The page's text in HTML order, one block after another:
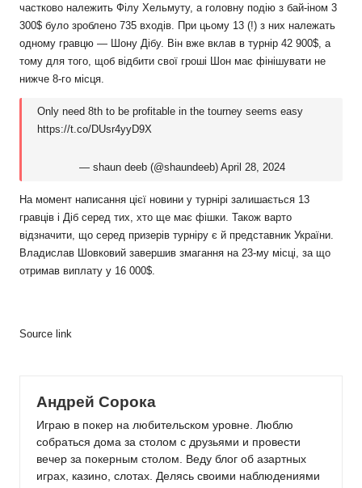
частково належить Філу Хельмуту, а головну подію з бай-іном 3
300$ було зроблено 735 входів. При цьому 13 (!) з них належать
одному гравцю — Шону Дібу. Він вже вклав в турнір 42 900$, а
тому для того, щоб відбити свої гроші Шон має фінішувати не
нижче 8-го місця.
Only need 8th to be profitable in the tourney seems easy
https://t.co/DUsr4yyD9X
— shaun deeb (@shaundeeb)April 28, 2024
На момент написання цієї новини у турнірі залишається 13
гравців і Діб серед тих, хто ще має фішки. Також варто
відзначити, що серед призерів турніру є й представник України.
Владислав Шовковий завершив змагання на 23-му місці, за що
отримав виплату у 16 000$.
Source link
Андрей Сорока
Играю в покер на любительском уровне. Люблю
собраться дома за столом с друзьями и провести
вечер за покерным столом. Веду блог об азартных
играх, казино, слотах. Делясь своими наблюдениями